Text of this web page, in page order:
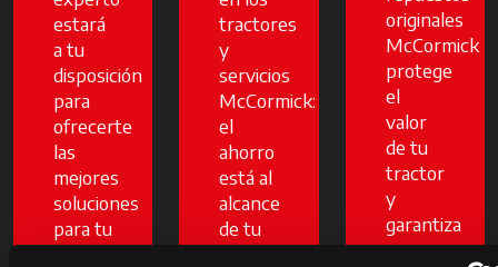
estará
a tu
disposición
para
ofrecerte
las
mejores
soluciones
para tu
negocio.
tractores
y
servicios
McCormick:
el
ahorro
está al
alcance
de tu
mano.
originales
McCormick
protege
el
valor
de tu
tractor
y
garantiza
una